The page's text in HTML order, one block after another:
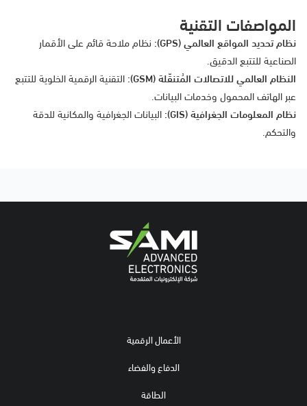
المواصفات التقنية
نظام تحديد المواقع العالمي (GPS):
نظام ملاحة قائم على الأقمار
الصناعية للتتبع الدقيق.
النظام العالمي للاتصالات المُتنقّلة (GSM):
التقنية الرقمية الخلوية للتتبع
عبر الهاتف المحمول وخدمات البيانات.
نظام المعلومات الجغرافية (GIS):
البيانات الجغرافية والمكانية للدقة
والتحكم.
الأعمال الرقمية
الدفاع والفضاء
الطاقة